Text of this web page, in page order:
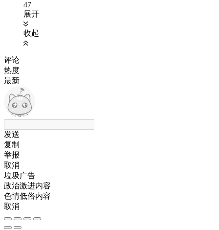
47
展开
收起
评论
热度
最新
发送
复制
举报
取消
垃圾广告
政治激进内容
色情低俗内容
取消